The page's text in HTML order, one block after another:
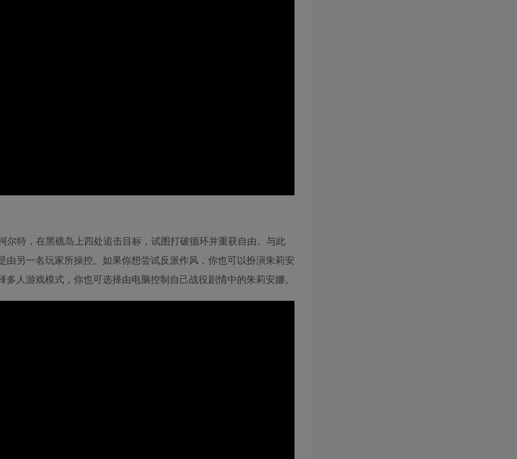
特，在黑礁岛上四处追击目标，试图打破循环并重获自由。与此
另一名玩家所操控。如果你想尝试反派作风，你也可以扮演朱莉安
人游戏模式，你也可选择由电脑控制自己战役剧情中的朱莉安娜。